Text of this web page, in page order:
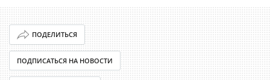
ПОДЕЛИТЬСЯ
ПОДПИСАТЬСЯ НА НОВОСТИ